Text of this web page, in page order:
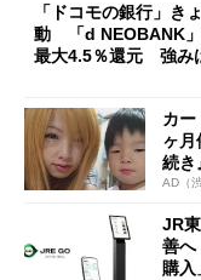
「ドコモの銀行」き
動 「d NEOBANK」
最大4.5％還元 強み
カー
ヶ月
続き
AD（
JR
善へ
購入